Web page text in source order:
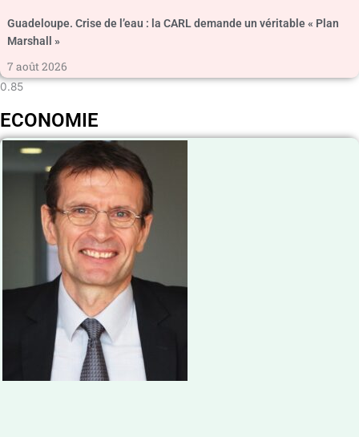
Guadeloupe. Crise de l’eau : la CARL demande un véritable « Plan
Marshall »
7 août 2026
ECONOMIE